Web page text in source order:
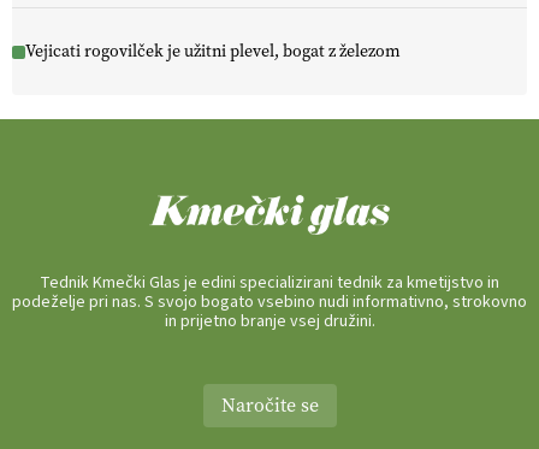
Vejicati rogovilček je užitni plevel, bogat z železom
Tednik Kmečki Glas je edini specializirani tednik za kmetijstvo in
podeželje pri nas. S svojo bogato vsebino nudi informativno, strokovno
in prijetno branje vsej družini.
Naročite se